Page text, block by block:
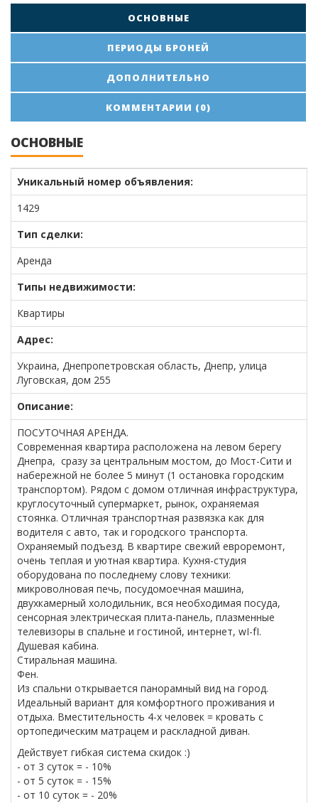
ОСНОВНЫЕ
ПЕРИОДЫ БРОНЕЙ
ДОПОЛНИТЕЛЬНО
КОММЕНТАРИИ (0)
ОСНОВНЫЕ
Уникальный номер объявления:
1429
Тип сделки:
Аренда
Типы недвижимости:
Квартиры
Адрес:
Украина, Днепропетровская область, Днепр, улица
Луговская, дом 255
Описание:
ПОСУТОЧНАЯ АРЕНДА.
Современная квартира расположена на левом берегу
Днепра, сразу за центральным мостом, до Мост-Сити и
набережной не более 5 минут (1 остановка городским
транспортом). Рядом с домом отличная инфраструктура,
круглосуточный супермаркет, рынок, охраняемая
стоянка. Отличная транспортная развязка как для
водителя с авто, так и городского транспорта.
Охраняемый подъезд. В квартире свежий евроремонт,
очень теплая и уютная квартира. Кухня-студия
оборудована по последнему слову техники:
микроволновая печь, посудомоечная машина,
двухкамерный холодильник, вся необходимая посуда,
сенсорная электрическая плита-панель, плазменные
телевизоры в спальне и гостиной, интернет, wI-fI.
Душевая кабина.
Стиральная машина.
Фен.
Из спальни открывается панорамный вид на город.
Идеальный вариант для комфортного проживания и
отдыха. Вместительность 4-х человек = кровать с
ортопедическим матрацем и раскладной диван.
Действует гибкая система скидок :)
- от 3 суток = - 10%
- от 5 суток = - 15%
- от 10 суток = - 20%